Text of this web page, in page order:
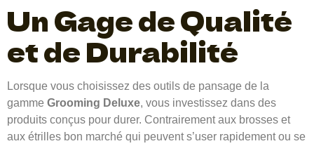
Un Gage de Qualité
et de Durabilité
Lorsque vous choisissez des outils de pansage de la
gamme Grooming Deluxe, vous investissez dans des
produits conçus pour durer. Contrairement aux brosses et
aux étrilles bon marché qui peuvent s’user rapidement ou se